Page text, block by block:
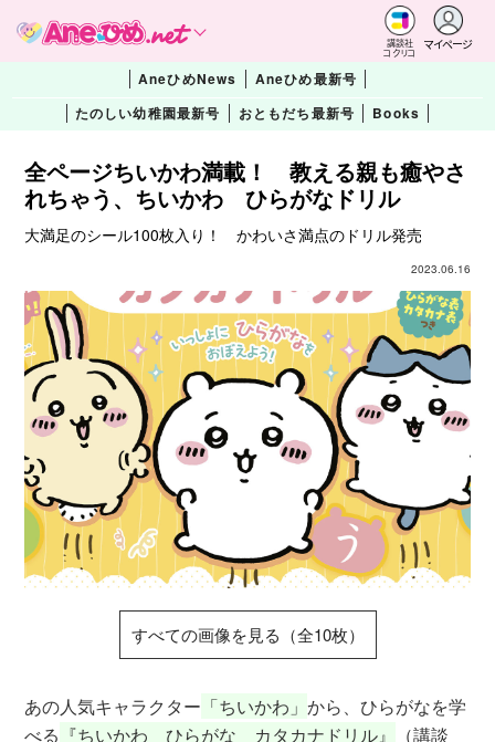
講談社
コクリコ
マイページ
AneひめNews
Aneひめ最新号
たのしい幼稚園最新号
おともだち最新号 Books
全ページちいかわ満載！ 教える親も癒やさ
れちゃう、ちいかわ ひらがなドリル
大満足のシール100枚入り！ かわいさ満点のドリル発売
2023.06.16
すべての画像を見る（全10枚）
あの人気キャラクター 「ちいかわ」から、ひらがなを学
べる 『ちいかわ ひらがな カタカナドリル』
（講談